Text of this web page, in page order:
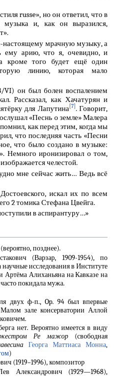
russe», но он ответил, что в
и, как он выразился,
настоящему мрачную музыку, а
арию, что я, очевидно, и
кроме того будет ещё один
линию, которая мало
он был болен воспалением
Рассказал, как Хачатурян и
для Лапутина[7]. Говорит,
«Песнь о земле» Малера
как перед этим, когда мы
что последняя часть «Песни
что было создано в музыке:
Немного иронизировал о том,
челестой.
мне сейчас жить… Ведь всё
искал их по всем
2 томика Стефана Цвейга.
в аспирантуру…»
позднее).
(Варзар, 1909-1954), по
исследования в Институте
Артёма Алиханьяна на Кавказе на
покидала мужа.
двух ф-п., Op. 94 был впервые
зале консерватории Аллой
нет. Вероятно имеется в виду
Ре мажор (свободная
Георга Маттиаса Монна,
)
(1919–1996), композитор
Александрович (1929—1968),